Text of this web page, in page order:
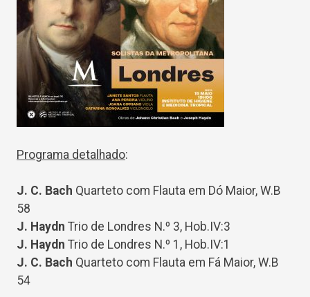
Programa detalhado:
J. C. Bach Quarteto com Flauta em Dó Maior, W.B
58
J. Haydn Trio de Londres N.º 3, Hob.IV:3
J. Haydn Trio de Londres N.º 1, Hob.IV:1
J. C. Bach Quarteto com Flauta em Fá Maior, W.B
54